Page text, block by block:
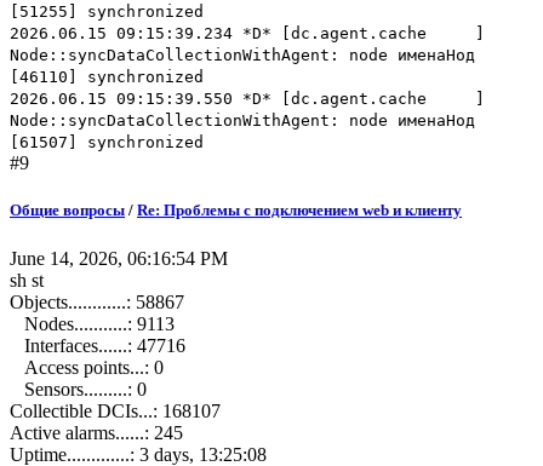
[51255] synchronized
2026.06.15 09:15:39.234 *D* [dc.agent.cache ]
Node::syncDataCollectionWithAgent: node именаНод
[46110] synchronized
2026.06.15 09:15:39.550 *D* [dc.agent.cache ]
Node::syncDataCollectionWithAgent: node именаНод
[61507] synchronized
#9
Общие вопросы / Re: Проблемы с подключением web и клиенту
June 14, 2026, 06:16:54 PM
sh st
Objects............: 58867
Nodes...........: 9113
Interfaces......: 47716
Access points...: 0
Sensors.........: 0
Collectible DCIs...: 168107
Active alarms......: 245
Uptime.............: 3 days, 13:25:08